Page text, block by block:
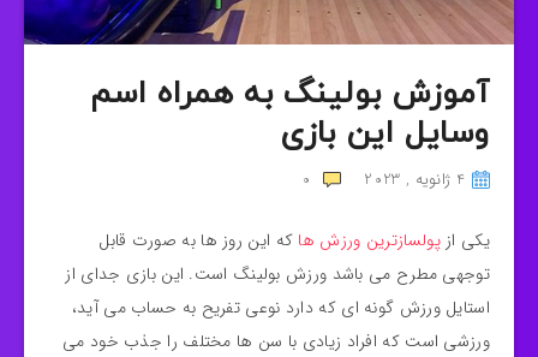
آموزش بولینگ به همراه اسم
وسایل این بازی
4 ژانویه , 2023 0
یکی ازپولسازترین ورزش ها که این روز ها به صورت قابل
توجهی مطرح می باشد ورزش بولینگ است. این بازی جدای از
استایل ورزش گونه ای که دارد نوعی تفریح به حساب می آید،
ورزشی است که افراد زیادی با سن ها مختلف را جذب خود می